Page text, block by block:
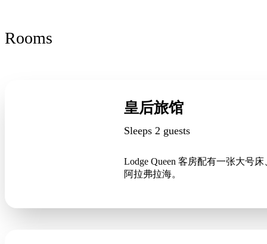
Rooms
皇后旅馆
Sleeps 2 guests
Lodge Queen 客房配有一张大号
阿拉弗拉海。